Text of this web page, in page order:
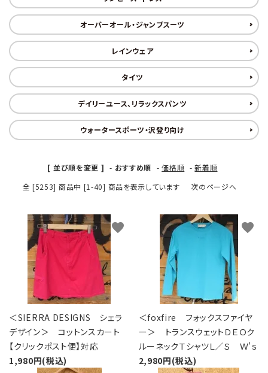
オーバーオール・ジャンプスーツ
レインウェア
タイツ
デイリーユース、リラックスパンツ
ウォータースポーツ・沢登り向け
[ 並び順を変更 ] - おすすめ順 -価格順 -新着順
全 [5253] 商品中 [1-40] 商品を表示しています
次のページへ
＜SIERRA DESIGNS シェラ
デザイン＞ コットンスカート
【クリックポスト便】対応
1,980円(税込)
favorite
＜foxfire フォックスファイヤ
ー＞ トランスウェットＤＥＯク
ルーネックＴシャツＬ／Ｓ Ｗ’ｓ
2,980円(税込)
favorite